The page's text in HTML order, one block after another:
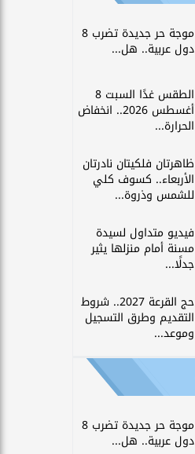
موجة حر جديدة تضرب 8
دول عربية.. هل...
الطقس غدًا السبت 8
أغسطس 2026.. انخفاض
الحرارة...
ظاهرتان فلكيتان نادرتان
الأربعاء.. كسوف كلي
للشمس وذروة...
فيديو متداول لسيدة
مسنة أمام منزلها يثير
جدلًا...
حج القرعة 2027.. شروط
التقديم وطرق التسجيل
وموعد...
موجة حر جديدة تضرب 8
دول عربية.. هل...